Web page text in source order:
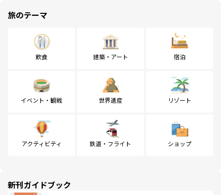
旅のテーマ
飲食 建築・アート 宿泊
イベント・観戦 世界遺産 リゾート
アクティビティ 鉄道・フライト ショップ
新刊ガイドブック